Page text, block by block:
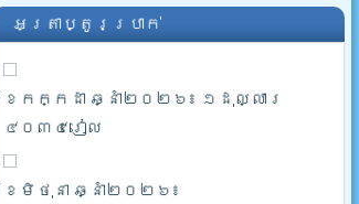
អត្រាប្តូរប្រាក់
ខែកក្កដា ឆ្នាំ២០២៦៖ ១ដុល្លារ
៤០៣៤រៀល
ខែមិថុនា ឆ្នាំ២០២៦៖